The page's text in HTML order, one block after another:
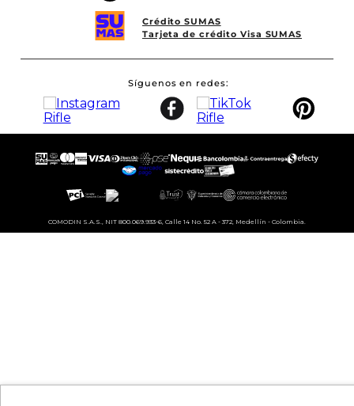
Crédito SUMAS
Tarjeta de crédito Visa SUMAS
Síguenos en redes
COMODIN S.A.S., NIT 800.069.933-6, Calle 14 No. 52 A - 372, Medellín - Colombia.